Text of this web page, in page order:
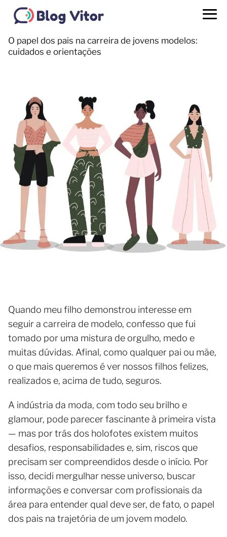
O papel dos pais na carreira de jovens modelos:
cuidados e orientações
Quando meu filho demonstrou interesse em
seguir a carreira de modelo, confesso que fui
tomado por uma mistura de orgulho, medo e
muitas dúvidas. Afinal, como qualquer pai ou mãe,
o que mais queremos é ver nossos filhos felizes,
realizados e, acima de tudo, seguros.
A indústria da moda, com todo seu brilho e
glamour, pode parecer fascinante à primeira vista
— mas por trás dos holofotes existem muitos
desafios, responsabilidades e, sim, riscos que
precisam ser compreendidos desde o início. Por
isso, decidi mergulhar nesse universo, buscar
informações e conversar com profissionais da
área para entender qual deve ser, de fato, o papel
dos pais na trajetória de um jovem modelo.